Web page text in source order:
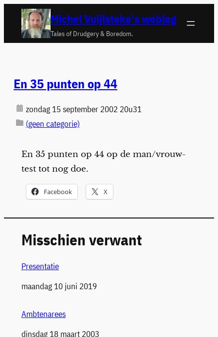
naar
Michel Vuijlsteke's weblog
Tales of Drudgery & Boredom.
En 35 punten op 44
zondag 15 september 2002 20u31
(geen categorie)
En 35 punten op 44 op de man/vrouw-
test tot nog doe.
Facebook X
Misschien verwant
Presentatie
Datum
maandag 10 juni 2019
Ambtenarees
Datum
dinsdag 18 maart 2003